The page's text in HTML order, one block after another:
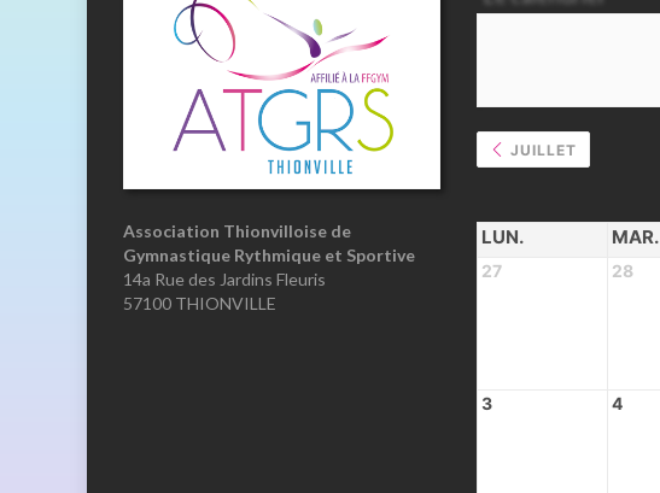
Association Thionvilloise de
Gymnastique Rythmique et Sportive
14a Rue des Jardins Fleuris
57100 THIONVILLE
JUILLET
LUN. MAR.
27 28
3 4